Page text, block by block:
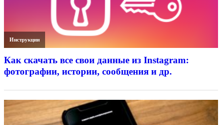
Инструкции
Как скачать все свои данные из Instagram:
фотографии, истории, сообщения и др.